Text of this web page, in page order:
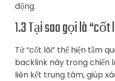
động.
1.3 Tại sao gọi là “cốt
Từ “cốt lõi” thể hiện tầm
backlink này trong chiến
liên kết trung tâm, giúp